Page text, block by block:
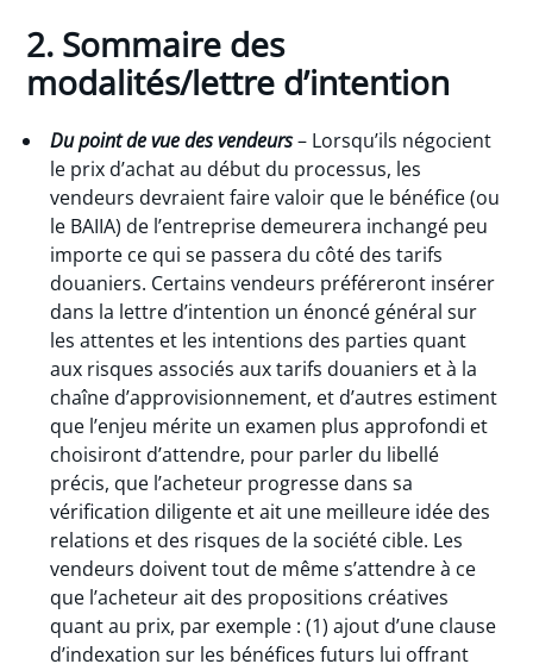
2. Sommaire des
modalités/lettre d’intention
Du point de vue des vendeurs– Lorsqu’ils négocient
le prix d’achat au début du processus, les
vendeurs devraient faire valoir que le bénéfice (ou
le BAIIA) de l’entreprise demeurera inchangé peu
importe ce qui se passera du côté des tarifs
douaniers. Certains vendeurs préféreront insérer
dans la lettre d’intention un énoncé général sur
les attentes et les intentions des parties quant
aux risques associés aux tarifs douaniers et à la
chaîne d’approvisionnement, et d’autres estiment
que l’enjeu mérite un examen plus approfondi et
choisiront d’attendre, pour parler du libellé
précis, que l’acheteur progresse dans sa
vérification diligente et ait une meilleure idée des
relations et des risques de la société cible. Les
vendeurs doivent tout de même s’attendre à ce
que l’acheteur ait des propositions créatives
quant au prix, par exemple : (1) ajout d’une clause
d’indexation sur les bénéfices futurs lui offrant